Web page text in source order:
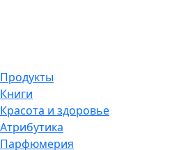
Продукты
Книги
Красота и здоровье
Атрибутика
Парфюмерия